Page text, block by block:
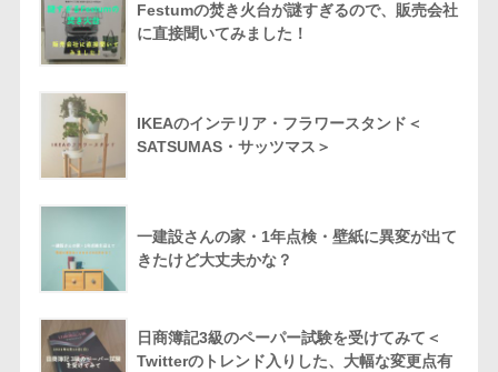
Festumの焚き火台が謎すぎるので、販売会社
に直接聞いてみました！
IKEAのインテリア・フラワースタンド＜
SATSUMAS・サッツマス＞
一建設さんの家・1年点検・壁紙に異変が出て
きたけど大丈夫かな？
日商簿記3級のペーパー試験を受けてみて＜
Twitterのトレンド入りした、大幅な変更点有